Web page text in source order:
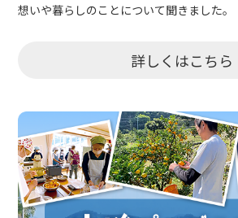
想いや暮らしのことについて聞きました。
詳しくはこちら